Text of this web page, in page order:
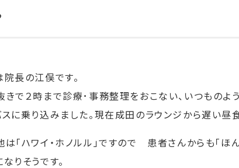
長の江俣です。
で２時まで診療･事務整理をおこない、いつものよ
に乗り込みました。現在成田のラウンジから遅い昼
「ハワイ・ホノルル」ですので 患者さんからも「ほ
りそうです。